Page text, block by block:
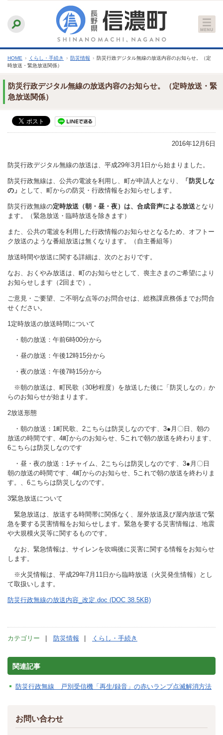
文
へ
ふりがなをつける
文字サイズ
縮小 標準 拡大
HOME › くらし・手続き › 防災情報 › 防災行政デジタル無線の放送内容のお知らせ。（定
時放送・緊急放送関係）
防災行政デジタル無線の放送内容のお知らせ。（定時放送・緊
急放送関係）
2016年12月6日
防災行政デジタル無線の放送は、平成29年3月1日から始まりました。
防災行政無線は、公共の電波を利用し、町が申請人となり、
「防災しな
の」 として、町からの防災・行政情報をお知らせします。
防災行政無線の定時放送（朝・昼・夜）は、合成音声による放送となり
ます。（緊急放送・臨時放送を除きます）
また、公共の電波を利用した行政情報のお知らせとなるため、オフトー
ク放送のような番組放送は無くなります。（自主番組等）
放送時間や放送に関する詳細は、次のとおりです。
なお、おくやみ放送は、町のお知らせとして、喪主さまのご希望により
お知らせします（2回まで）。
ご意見・ご要望、ご不明な点等のお問合せは、総務課庶務係までお問合
せください。
1定時放送の放送時間について
・朝の放送：午前6時00分から
・昼の放送：午後12時15分から
・夜の放送：午後7時15分から
※朝の放送は、町民歌（30秒程度）を放送した後に「防災しなの」か
らのお知らせが始まります。
2放送形態
・朝の放送：1町民歌、2こちらは防災しなのです、3●月〇日、朝の
放送の時間です、4町からのお知らせ、5これで朝の放送を終わります、
6こちらは防災しなのです
・昼・夜の放送：1チャイム、2こちらは防災しなのです、3●月〇日
朝の放送の時間です、4町からのお知らせ、5これで朝の放送を終わりま
す。、6こちらは防災しなのです。
3緊急放送について
緊急放送は、放送する時間帯に関係なく、屋外放送及び屋内放送で緊
急を要する災害情報をお知らせします。緊急を要する災害情報は、地震
や大規模火災等に関するものです。
なお、緊急情報は、サイレンを吹鳴後に災害に関する情報をお知らせ
します。
※火災情報は、平成29年7月11日から臨時放送（火災発生情報）とし
て取扱いします。
防災行政無線の放送内容_改定.doc (DOC 38.5KB)
カテゴリー 防災情報 くらし・手続き
関連記事
防災行政無線 戸別受信機「再生/録音」の赤いランプ点滅解消方法
お問い合わせ